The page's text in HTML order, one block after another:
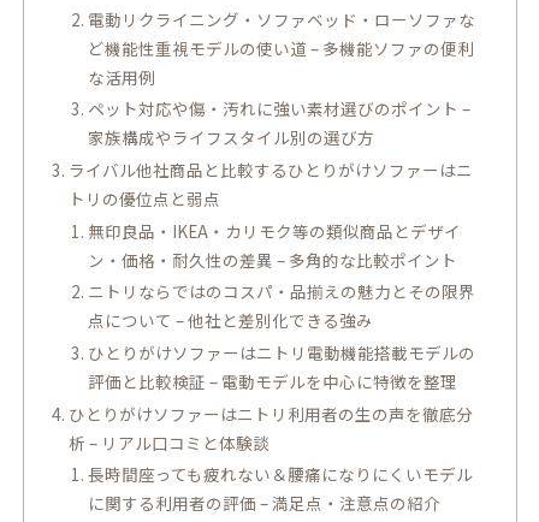
電動リクライニング・ソファベッド・ローソファな
ど機能性重視モデルの使い道 – 多機能ソファの便利
な活用例
ペット対応や傷・汚れに強い素材選びのポイント –
家族構成やライフスタイル別の選び方
ライバル他社商品と比較するひとりがけソファーはニ
トリの優位点と弱点
無印良品・IKEA・カリモク等の類似商品とデザイ
ン・価格・耐久性の差異 – 多角的な比較ポイント
ニトリならではのコスパ・品揃えの魅力とその限界
点について – 他社と差別化できる強み
ひとりがけソファーはニトリ電動機能搭載モデルの
評価と比較検証 – 電動モデルを中心に特徴を整理
ひとりがけソファーはニトリ利用者の生の声を徹底分
析 – リアル口コミと体験談
長時間座っても疲れない＆腰痛になりにくいモデル
に関する利用者の評価 – 満足点・注意点の紹介